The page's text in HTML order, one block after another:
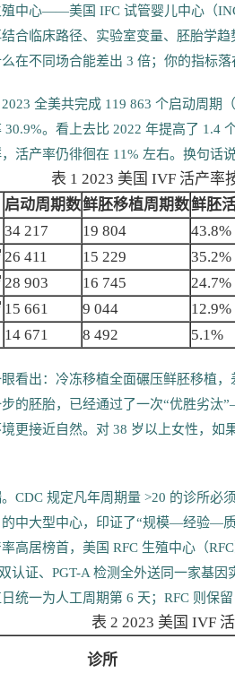
殖中心——美国 IFC 试管婴儿中心（
合临床路径、实验室变量、胚胎学
在不同场合能差出 3 倍；你的指标
全美共完成 119 863 个启动周期
30.9%。看上去比 2022 年提高了 1.4
活产率仍徘徊在 11% 左右。换句话
表 1 2023 美国 IVF 活产率
启动周期数鲜胚移植周期数鲜胚
34 217 19 804 43.8%
26 411 15 229 35.2%
28 903 16 745 24.7%
15 661 9 044 12.9%
14 671 8 492 5.1%
看出：冷冻移植全面碾压鲜胚移植
的胚胎，已经通过了一次“优胜劣
更接近自然。对 38 岁以上女性，如
CDC 规定凡年周期量 >20 的诊所必
中大型中心，印证了“规模—经验—
高居榜首，美国 RFC 生殖中心（
认证、PGT-A 检测全外送同一家基
统一为人工周期第 6 天；RFC 则保
表 2 2023 美国 IVF
诊所